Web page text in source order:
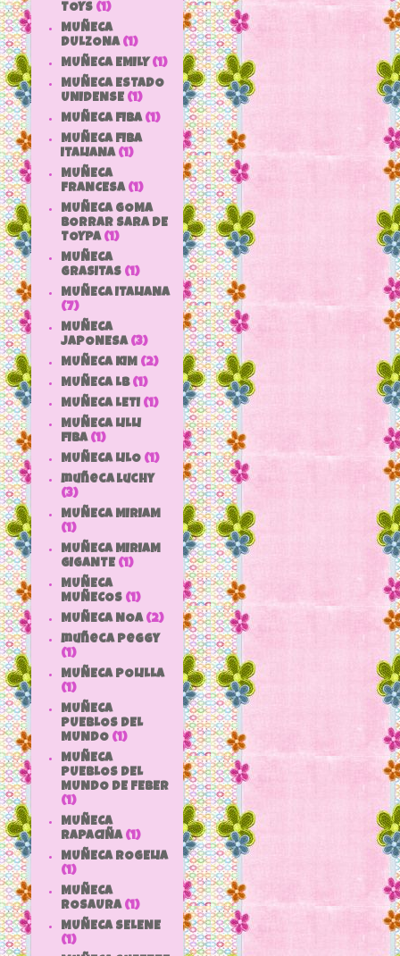
TOYS (1)
MUÑECA
DULZONA (1)
MUÑECA EMILY (1)
MUÑECA ESTADO
UNIDENSE (1)
MUÑECA FIBA (1)
MUÑECA FIBA
ITALIANA (1)
MUÑECA
FRANCESA (1)
MUÑECA GOMA
BORRAR SARA DE
TOYPA (1)
MUÑECA
GRASITAS (1)
MUÑECA ITALIANA
(7)
MUÑECA
JAPONESA (3)
MUÑECA KIM (2)
MUÑECA LB (1)
MUÑECA LETI (1)
MUÑECA LILLI
FIBA (1)
MUÑECA LILO (1)
muñeca luchy
(3)
MUÑECA MIRIAM
(1)
MUÑECA MIRIAM
GIGANTE (1)
MUÑECA
MUÑECOS (1)
MUÑECA NOA (2)
muñeca peggy
(1)
MUÑECA POLILLA
(1)
MUÑECA
PUEBLOS DEL
MUNDO (1)
MUÑECA
PUEBLOS DEL
MUNDO DE FEBER
(1)
MUÑECA
RAPACIÑA (1)
MUÑECA ROGELIA
(1)
MUÑECA
ROSAURA (1)
MUÑECA SELENE
(1)